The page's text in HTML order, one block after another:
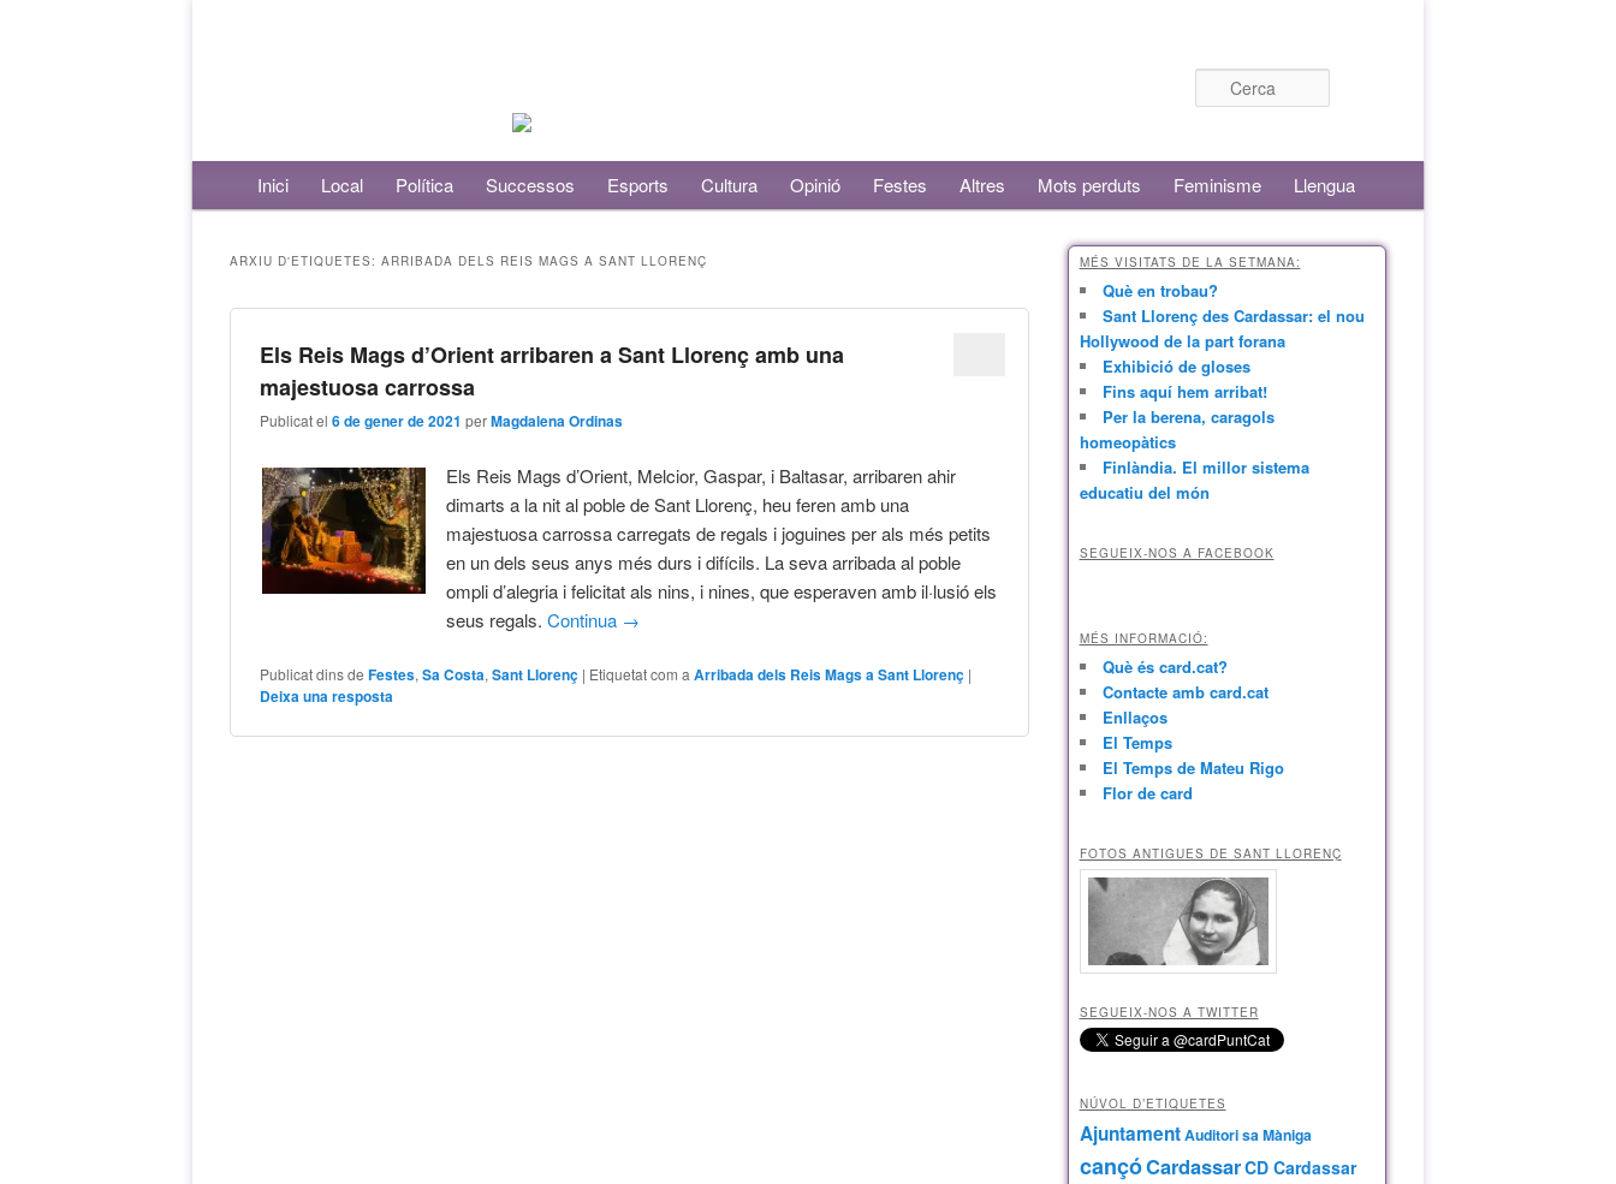
Menú principalAneu al contingut principal
Aneu al contingut secundari
Inici Local Política Successos Esports Cultura Opinió Festes Altres Mots perduts Feminisme Llengua
ARXIU D'ETIQUETES: ARRIBADA DELS REIS MAGS A SANT LLORENÇ
Els Reis Mags d’Orient arribaren a Sant Llorenç amb una
majestuosa carrossa
Publicat el6 de gener de 2021 perMagdalena Ordinas
Els Reis Mags d’Orient, Melcior, Gaspar, i Baltasar, arribaren ahir
dimarts a la nit al poble de Sant Llorenç, heu feren amb una
majestuosa carrossa carregats de regals i joguines per als més petits
en un dels seus anys més durs i difícils. La seva arribada al poble
ompli d’alegria i felicitat als nins, i nines, que esperaven amb il·lusió els
seus regals.Continua →
Publicat dins de Festes,Sa Costa,Sant Llorenç | Etiquetat com a Arribada dels Reis Mags a Sant Llorenç |
Deixa una resposta
MÉS VISITATS DE LA SETMANA:
Què en trobau?
Sant Llorenç des Cardassar: el nou
Hollywood de la part forana
Exhibició de gloses
Fins aquí hem arribat!
Per la berena, caragols
homeopàtics
Finlàndia. El millor sistema
educatiu del món
SEGUEIX-NOS A FACEBOOK
MÉS INFORMACIÓ:
Què és card.cat?
Contacte amb card.cat
Enllaços
El Temps
El Temps de Mateu Rigo
Flor de card
FOTOS ANTIGUES DE SANT LLORENÇ
SEGUEIX-NOS A TWITTER
NÚVOL D’ETIQUETES
AjuntamentAuditori sa Màniga
cançóCardassarCD Cardassar